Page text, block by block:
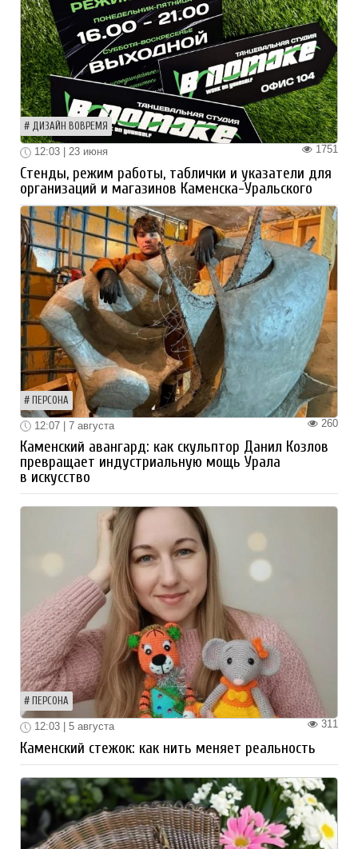
ДИЗАЙН ВОВРЕМЯ
1751
12:03 | 23 июня
Стенды, режим работы, таблички и указатели для
организаций и магазинов Каменска-Уральского
ПЕРСОНА
260
12:07 | 7 августа
Каменский авангард: как скульптор Данил Козлов
превращает индустриальную мощь Урала
в искусство
ПЕРСОНА
311
12:03 | 5 августа
Каменский стежок: как нить меняет реальность